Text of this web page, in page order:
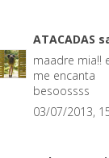
ATACADAS
maadre mia!!
me encanta
besoossss
03/07/2013,